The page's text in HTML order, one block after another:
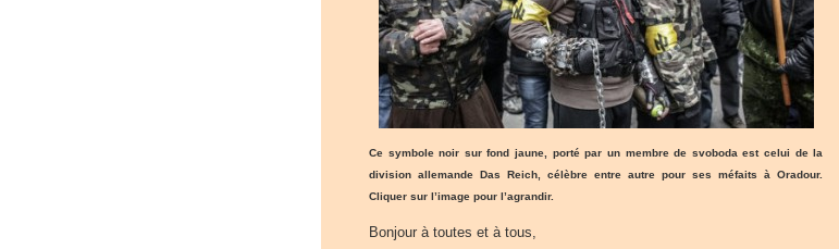
Ce symbole noir sur fond jaune, porté par un membre de svoboda est celui de la
division allemande Das Reich, célèbre entre autre pour ses méfaits à Oradour.
Cliquer sur l’image pour l’agrandir.
Bonjour à toutes et à tous,